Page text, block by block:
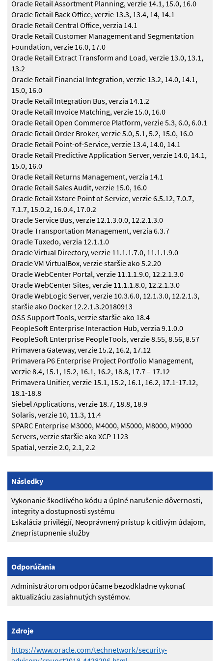
Oracle Retail Assortment Planning, verzie 14.1, 15.0, 16.0
Oracle Retail Back Office, verzie 13.3, 13.4, 14, 14.1
Oracle Retail Central Office, verzia 14.1
Oracle Retail Customer Management and Segmentation
Foundation, verzie 16.0, 17.0
Oracle Retail Extract Transform and Load, verzie 13.0, 13.1,
13.2
Oracle Retail Financial Integration, verzie 13.2, 14.0, 14.1,
15.0, 16.0
Oracle Retail Integration Bus, verzia 14.1.2
Oracle Retail Invoice Matching, verzie 15.0, 16.0
Oracle Retail Open Commerce Platform, verzie 5.3, 6.0, 6.0.1
Oracle Retail Order Broker, verzie 5.0, 5.1, 5.2, 15.0, 16.0
Oracle Retail Point-of-Service, verzie 13.4, 14.0, 14.1
Oracle Retail Predictive Application Server, verzie 14.0, 14.1,
15.0, 16.0
Oracle Retail Returns Management, verzia 14.1
Oracle Retail Sales Audit, verzie 15.0, 16.0
Oracle Retail Xstore Point of Service, verzie 6.5.12, 7.0.7,
7.1.7, 15.0.2, 16.0.4, 17.0.2
Oracle Service Bus, verzie 12.1.3.0.0, 12.2.1.3.0
Oracle Transportation Management, verzia 6.3.7
Oracle Tuxedo, verzia 12.1.1.0
Oracle Virtual Directory, verzie 11.1.1.7.0, 11.1.1.9.0
Oracle VM VirtualBox, verzie staršie ako 5.2.20
Oracle WebCenter Portal, verzie 11.1.1.9.0, 12.2.1.3.0
Oracle WebCenter Sites, verzie 11.1.1.8.0, 12.2.1.3.0
Oracle WebLogic Server, verzie 10.3.6.0, 12.1.3.0, 12.2.1.3,
staršie ako Docker 12.2.1.3.20180913
OSS Support Tools, verzie staršie ako 18.4
PeopleSoft Enterprise Interaction Hub, verzia 9.1.0.0
PeopleSoft Enterprise PeopleTools, verzie 8.55, 8.56, 8.57
Primavera Gateway, verzie 15.2, 16.2, 17.12
Primavera P6 Enterprise Project Portfolio Management,
verzie 8.4, 15.1, 15.2, 16.1, 16.2, 18.8, 17.7 – 17.12
Primavera Unifier, verzie 15.1, 15.2, 16.1, 16.2, 17.1-17.12,
18.1-18.8
Siebel Applications, verzie 18.7, 18.8, 18.9
Solaris, verzie 10, 11.3, 11.4
SPARC Enterprise M3000, M4000, M5000, M8000, M9000
Servers, verzie staršie ako XCP 1123
Spatial, verzie 2.0, 2.1, 2.2
Následky
Vykonanie škodlivého kódu a úplné narušenie dôvernosti,
integrity a dostupnosti systému
Eskalácia privilégií, Neoprávnený prístup k citlivým údajom,
Zneprístupnenie služby
Odporúčania
Administrátorom odporúčame bezodkladne vykonať
aktualizáciu zasiahnutých systémov.
Zdroje
https://www.oracle.com/technetwork/security-